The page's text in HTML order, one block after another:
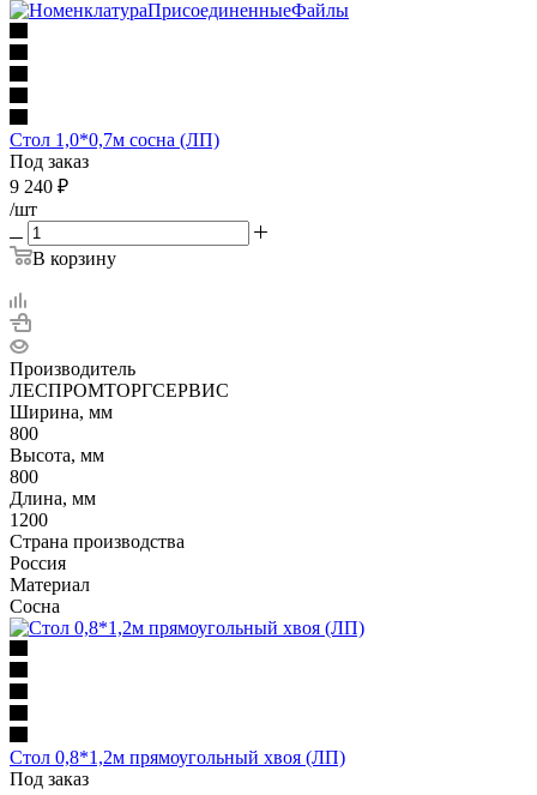
Стол 1,0*0,7м сосна (ЛП)
Под заказ
9 240 ₽
/шт
В корзину
Производитель
ЛЕСПРОМТОРГСЕРВИС
Ширина, мм
800
Высота, мм
800
Длина, мм
1200
Страна производства
Россия
Материал
Сосна
Стол 0,8*1,2м прямоугольный хвоя (ЛП)
Под заказ